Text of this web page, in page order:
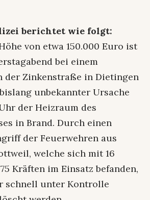
berichtet wie folgt:
von etwa 150.000 Euro ist
bei einem
der Zinkenstraße in Dietingen
unbekannter Ursache
der Heizraum des
in Brand. Durch einen
der Feuerwehren aus
welche sich mit 16
Kräften im Einsatz befanden,
schnell unter Kontrolle